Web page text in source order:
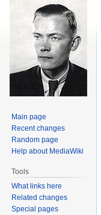
Main page
Recent changes
Random page
Help about MediaWiki
Tools
What links here
Related changes
Special pages